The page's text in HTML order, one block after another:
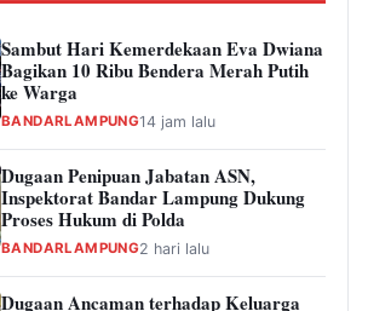
Sambut Hari Kemerdekaan Eva Dwiana
Bagikan 10 Ribu Bendera Merah Putih
ke Warga
BANDARLAMPUNG14 jam lalu
Dugaan Penipuan Jabatan ASN,
Inspektorat Bandar Lampung Dukung
Proses Hukum di Polda
BANDARLAMPUNG2 hari lalu
Dugaan Ancaman terhadap Keluarga